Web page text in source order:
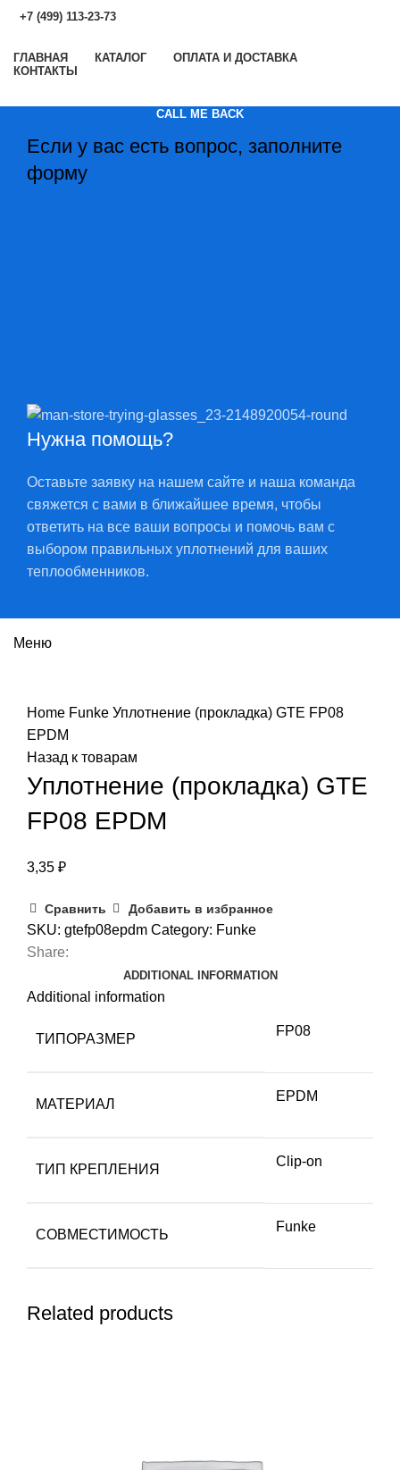
+7 (499) 113-23-73
ГЛАВНАЯ КАТАЛОГ
ОПЛАТА И ДОСТАВКА
КОНТАКТЫ
CALL ME BACK
Если у вас есть вопрос, заполните
форму
Нужна помощь?
Оставьте заявку на нашем сайте и наша команда
свяжется с вами в ближайшее время, чтобы
ответить на все ваши вопросы и помочь вам с
выбором правильных уплотнений для ваших
теплообменников.
Меню
Home Funke Уплотнение (прокладка) GTE FP08
EPDM
Назад к товарам
Уплотнение (прокладка) GTE
FP08 EPDM
3,35 ₽
Сравнить Добавить в избранное
SKU: gtefp08epdm Category: Funke
Share:
ADDITIONAL INFORMATION
Additional information
ТИПОРАЗМЕР
FP08
МАТЕРИАЛ
EPDM
ТИП КРЕПЛЕНИЯ
Clip-on
СОВМЕСТИМОСТЬ
Funke
Related products